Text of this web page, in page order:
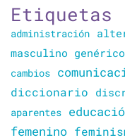
Etiquetas
administración
masculino genérico
cambios
diccionario
aparentes
femenino